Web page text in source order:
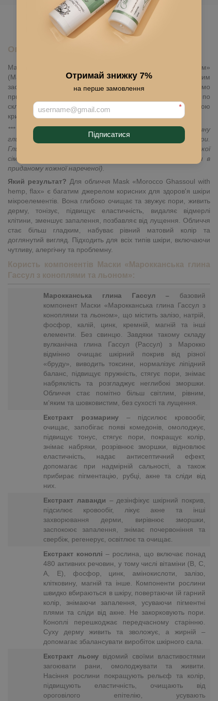
Отримай знижку 7%
на перше замовлення
*
Підписатися
До обраного
Опис
Маска «Марокканська глина Гассул з коноплями та льоном»
(Mask «Morocco Ghassoul with hemp, flax») є 100% органічним
засобом для догляду за шкірою обличчя. Ми пропонуємо
придбати продукт у вигляді порошку, розфасованого по
скляних колбах (40 мл) та закритого надійної корковою
кришкою. Ємності абсолютно екологічні та герметичні.
*** В Марокко понад 2000 років використовують вулканічну
глину для підтримання краси, здоров'я та молодості шкіри.
Глиною Ghassoul користуються всі: від членів королівської
сім'ї до звичайних дівчат (до речі, Рассул повинна бути в
приданому кожної нареченої).
Який результат? Для обличчя Mask «Morocco Ghassoul with
hemp, flax» є багатим джерелом корисних для здоров'я шкіри
мікроелементів. Вона глибоко очищає та звужує пори, живить
дерму, тонізує, підвищує еластичність, видаляє відмерлі
клітини, зменшує запалення, позбавляє від лущення. Обличчя
стає більш гладким, набуває рівний матовий колір та
доглянутий вигляд. Підходить для всіх типів шкіри, включаючи
чутливу, алергічну та проблемну.
Користь компонентів Маски «Марокканська глина
Гассул з коноплями та льоном»:
Марокканська глина Гассул – базовий
компонент Маски «Марокканська глина Гассул з
коноплями та льоном», що містить залізо, натрій,
фосфор, калій, цинк, кремній, магній та інші
елементи. Без свинцю. Завдяки такому складу
вулканічна глина Гассул (Рассул) з Марокко
відмінно очищає шкірний покрив від різної
«бруду», виводить токсини, нормалізує ліпідний
баланс, підвищує пружність, стягує пори, знімає
набряклість та розгладжує неглибокі зморшки.
Обличчя стає помітно більш світлим, рівним,
м'яким та шовковистим, без сухості та лущення.
Екстракт розмарину – підсилює кровообіг,
очищає, запобігає появі комедонів, омолоджує,
підвищує тонус, стягує пори, покращує колір,
знімає набряки, розрівнює зморшки, відновлює
еластичність, надає антисептичний ефект,
допомагає при надмірній сальності, а також
прибирає пігментацію, рубці, акне та сліди від
них.
Екстракт лаванди – дезінфікує шкірний покрив,
підсилює кровообіг, лікує акне та інші
захворювання дерми, вирівнює зморшки,
заспокоює запалення, знімає почервоніння та
свербіж, регенерує, освітлює та очищає.
Екстракт коноплі – рослина, що включає понад
480 активних речовин, у тому числі вітаміни (B, C,
A, E), фосфор, цинк, амінокислоти, залізо,
клітковину, магній та інше. Компоненти рослини
швидко вбираються в шкіру, повертаючи їй гарний
колір, знімаючи запалення, усуваючи пігментні
плями та сліди від акне. Не закорковують пори.
Коноплі перешкоджає передчасному старінню.
Суху дерму живить та зволожує, а жирній –
допомагає збалансувати виробіток шкірного сала.
Екстракт льонувідомий своїми властивостями
загоювати рани, омолоджувати та живити.
Насіння рослини покращують рельєф та колір,
підвищують еластичність, очищають від
ороговілого епітелію, усувають